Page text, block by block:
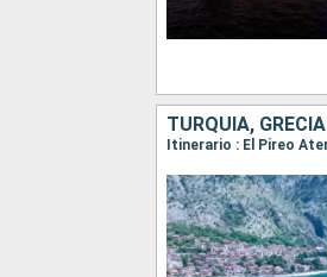
TURQUÍA, GRECIA